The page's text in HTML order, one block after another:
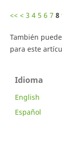
<< < 3 4 5 6 7 8
También puede
para este
Idioma
English
Español